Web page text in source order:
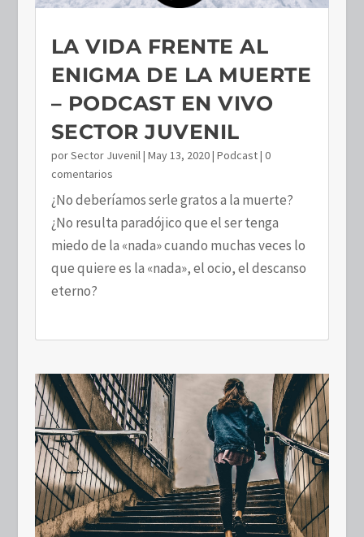
LA VIDA FRENTE AL
ENIGMA DE LA MUERTE
– PODCAST EN VIVO
SECTOR JUVENIL
porSector Juvenil| May 13, 2020| Podcast| 0
comentarios
¿No deberíamos serle gratos a la muerte?
¿No resulta paradójico que el ser tenga
miedo de la «nada» cuando muchas veces lo
que quiere es la «nada», el ocio, el descanso
eterno?